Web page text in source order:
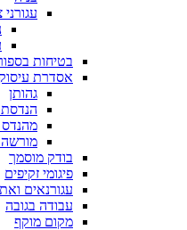
עגורני
בטיחות
אסדרת
גהותן
בודק מוסמך
פיגומי זקיפים
עגורנאים
עבודה בגובה
מקום מוקף